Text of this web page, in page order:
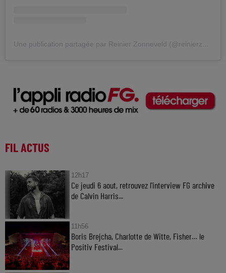
Une publication partagée par Reinier Zonneveld (@reinierzonneveld)
FIL ACTUS
12h17
Ce jeudi 6 aout, retrouvez l'interview FG archive
de Calvin Harris...
11h56
Boris Brejcha, Charlotte de Witte, Fisher… le
Positiv Festival...